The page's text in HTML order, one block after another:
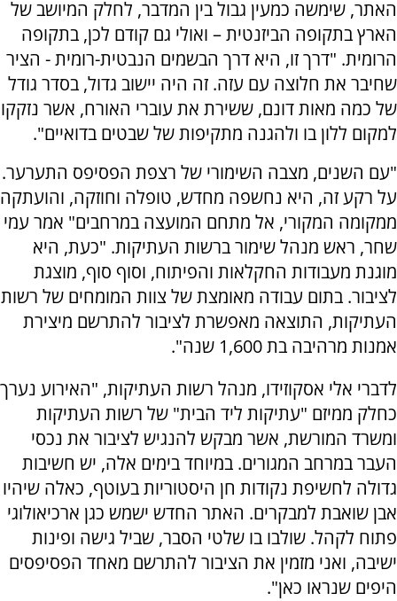
האתר, שימשה כמעין גבול בין המדבר, לחלק המיושב של
הארץ בתקופה הביזנטית – ואולי גם קודם לכן, בתקופה
הרומית. "דרך זו, היא דרך הבשמים הנבטית-רומית - הציר
שחיבר את חלוצה עם עזה. זה היה יישוב גדול, בסדר גודל
של כמה מאות דונם, ששירת את עוברי האורח, אשר נזקקו
למקום ללון בו ולהגנה מתקיפות של שבטים בדואיים".
"עם השנים, מצבה השימורי של רצפת הפסיפס התערער.
על רקע זה, היא נחשפה מחדש, טופלה וחוזקה, והועתקה
ממקומה המקורי, אל מתחם המועצה במרחבים" אמר עמי
שחר, ראש מנהל שימור ברשות העתיקות. "כעת, היא
מוגנת מעבודות החקלאות והפיתוח, וסוף סוף, מוצגת
לציבור. בתום עבודה מאומצת של צוות המומחים של רשות
העתיקות, התוצאה מאפשרת לציבור להתרשם מיצירת
אמנות מרהיבה בת 1,600 שנה".
לדברי אלי אסקוזידו, מנהל רשות העתיקות, "האירוע נערך
כחלק ממיזם "עתיקות ליד הבית" של רשות העתיקות
ומשרד המורשת, אשר מבקש להנגיש לציבור את נכסי
העבר במרחב המגורים. במיוחד בימים אלה, יש חשיבות
גדולה לחשיפת נקודות חן היסטוריות בעוטף, כאלה שיהיו
אבן שואבת למבקרים. האתר החדש ישמש כגן ארכיאולוגי
פתוח לקהל. שולבו בו שלטי הסבר, שביל גישה ופינות
ישיבה, ואני מזמין את הציבור להתרשם מאחד הפסיפסים
היפים שנראו כאן".